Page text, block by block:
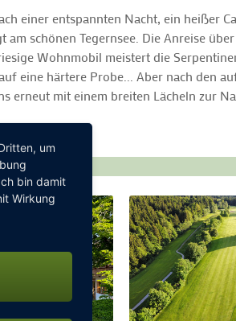
einer entspannten Nacht, ein heißer
schönen Tegernsee. Die Anreise
Wohnmobil meistert die
eine härtere Probe... Aber nach den
erneut mit einem breiten Lächeln zur
um
bin damit
Wirkung